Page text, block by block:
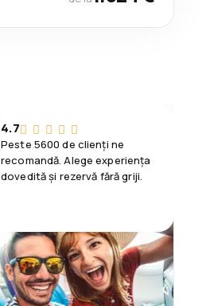
4.7
Peste 5600 de clienți ne
recomandă. Alege experiența
dovedită și rezervă fără griji.